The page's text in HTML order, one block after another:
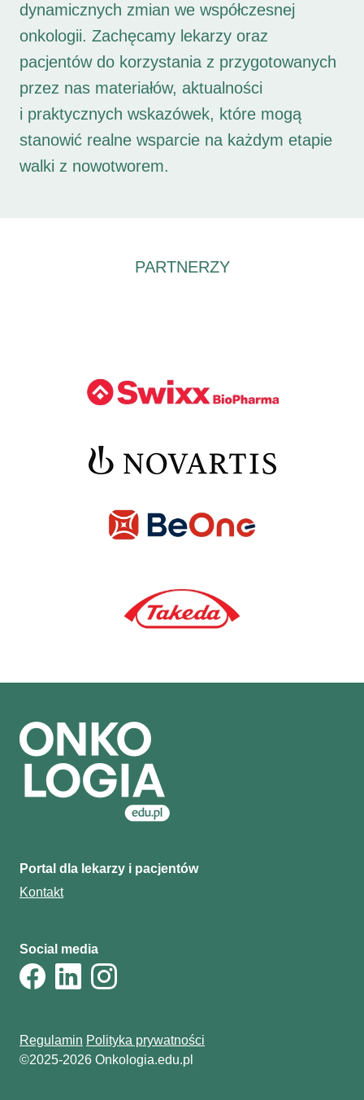
dynamicznych zmian we współczesnej
onkologii. Zachęcamy lekarzy oraz
pacjentów do korzystania z przygotowanych
przez nas materiałów, aktualności
i praktycznych wskazówek, które mogą
stanowić realne wsparcie na każdym etapie
walki z nowotworem.
PARTNERZY
Portal dla lekarzy i pacjentów
Kontakt
Social media
Regulamin Polityka prywatności
©2025-2026 Onkologia.edu.pl